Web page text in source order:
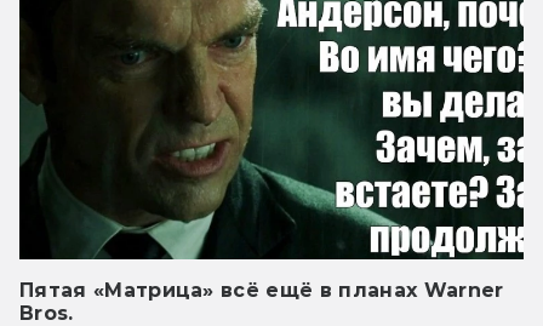
Пятая «Матрица» всё ещё в планах Warner
Bros.